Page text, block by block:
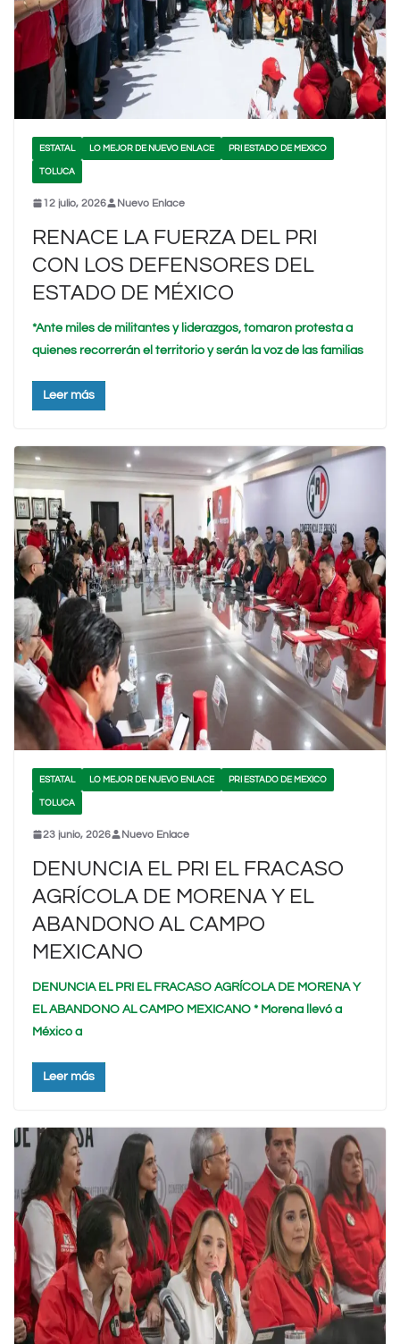
ESTATAL LO MEJOR DE NUEVO ENLACE PRI ESTADO DE MEXICO
TOLUCA
12 julio, 2026 Nuevo Enlace
RENACE LA FUERZA DEL PRI
CON LOS DEFENSORES DEL
ESTADO DE MÉXICO
*Ante miles de militantes y liderazgos, tomaron protesta a
quienes recorrerán el territorio y serán la voz de las familias
Leer más
ESTATAL LO MEJOR DE NUEVO ENLACE PRI ESTADO DE MEXICO
TOLUCA
23 junio, 2026 Nuevo Enlace
DENUNCIA EL PRI EL FRACASO
AGRÍCOLA DE MORENA Y EL
ABANDONO AL CAMPO
MEXICANO
DENUNCIA EL PRI EL FRACASO AGRÍCOLA DE MORENA Y
EL ABANDONO AL CAMPO MEXICANO * Morena llevó a
México a
Leer más